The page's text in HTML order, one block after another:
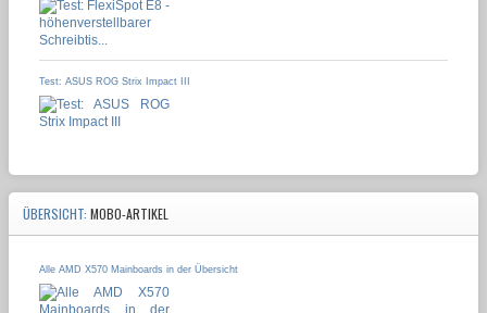
Test: ASUS ROG Strix Impact III
ÜBERSICHT: MOBO-ARTIKEL
Alle AMD X570 Mainboards in der Übersicht